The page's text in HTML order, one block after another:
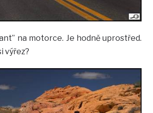
na motorce. Je hodně uprostřed.
výřez?